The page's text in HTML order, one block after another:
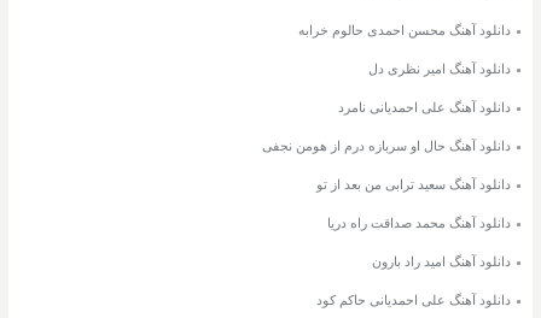
دانلود آهنگ محسن احمدی حالوم خرابه
دانلود آهنگ امیر نظری دل
دانلود آهنگ علی احمدیانی نامرد
دانلود آهنگ حال او سربازه درم از هومن نجفی
دانلود آهنگ سعید ترابی من بعد از تو
دانلود آهنگ محمد صداقت راه دریا
دانلود آهنگ امید راد بارون
دانلود آهنگ علی احمدیانی حاکم کود